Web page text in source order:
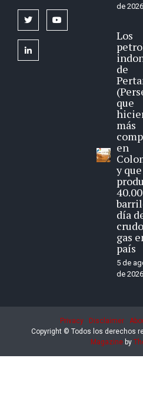
twitter
linkedin
de 2026
Los
de
que
más
en
y que
día
gas
país
5 de
de 2026
Privacy Disclaimer
Copyright © Todos los derechos
Magazine by